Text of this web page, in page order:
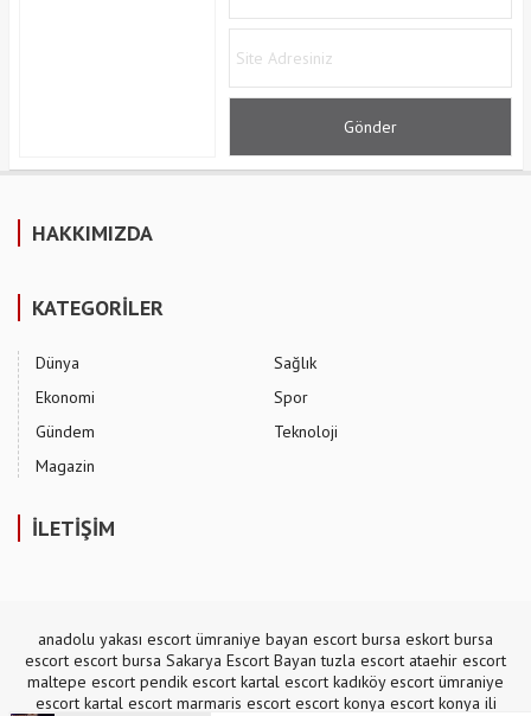
HAKKIMIZDA
KATEGORİLER
Dünya
Ekonomi
Gündem
Magazin
Sağlık
Spor
Teknoloji
İLETİŞİM
anadolu yakası escort ümraniye bayan escort bursa eskort bursa
escort escort bursa Sakarya Escort Bayan tuzla escort ataehir escort
maltepe escort pendik escort kartal escort kadıköy escort ümraniye
escort kartal escort marmaris escort escort konya escort konya ili